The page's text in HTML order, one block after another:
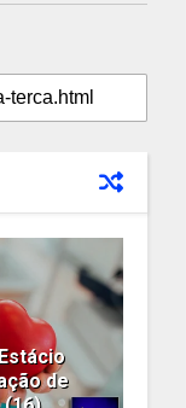
de